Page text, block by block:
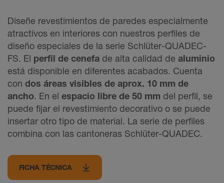
Diseñe revestimientos de paredes especialmente
atractivos en interiores con nuestros perfiles de
diseño especiales de la serie Schlüter-QUADEC-
FS. El perfil de cenefa de alta calidad de aluminio
está disponible en diferentes acabados. Cuenta
con dos áreas visibles de aprox. 10 mm de
ancho. En el espacio libre de 50 mm del perfil, se
puede fijar el revestimiento decorativo o se puede
insertar otro tipo de material. La serie de perfiles
combina con las cantoneras Schlüter-QUADEC.
FICHA TÉCNICA